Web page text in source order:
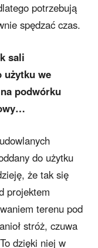
potrzebują
spędzać czas.
sali
użytku we
podwórku
do użytku
że tak się
projektem
terenu pod
stróż, czuwa
dzięki niej w